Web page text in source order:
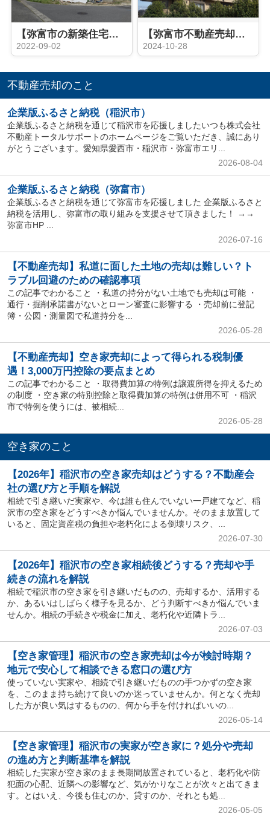
【弥富市の新築住宅】完成間近 弥富市小島町 全2棟
2022-09-02
【弥富市不動産売却】自宅敷地の一部を売却したい！
2024-10-28
不動産売却のこと
企業版ふるさと納税（稲沢市）
企業版ふるさと納税を通じて稲沢市を応援しましたいつも株式会社
不動産トータルサポートのホームページをご覧いただき、誠にあり
がとうございます。愛知県愛西市・稲沢市・弥富市エリ...
2026-08-04
企業版ふるさと納税（弥富市）
企業版ふるさと納税を通じて弥富市を応援しました 企業版ふるさと
納税を活用し、弥富市の取り組みを支援させて頂きました！ →→
弥富市HP ...
2026-07-16
【不動産売却】私道に面した土地の売却は難しい？ト
ラブル回避のための確認事項
この記事でわかること ・私道の持分がない土地でも売却は可能 ・
通行・掘削承諾書がないとローン審査に影響する ・売却前に登記
簿・公図・測量図で私道持分を...
2026-05-28
【不動産売却】空き家売却によって得られる税制優
遇！3,000万円控除の要点まとめ
この記事でわかること ・取得費加算の特例は譲渡所得を抑えるため
の制度 ・空き家の特別控除と取得費加算の特例は併用不可 ・稲沢
市で特例を使うには、被相続...
2026-05-28
空き家のこと
【2026年】稲沢市の空き家売却はどうする？不動産会
社の選び方と手順を解説
相続で引き継いだ実家や、今は誰も住んでいない一戸建てなど、稲
沢市の空き家をどうすべきか悩んでいませんか。そのまま放置して
いると、固定資産税の負担や老朽化による倒壊リスク、...
2026-07-30
【2026年】稲沢市の空き家相続後どうする？売却や手
続きの流れを解説
相続で稲沢市の空き家を引き継いだものの、売却するか、活用する
か、あるいはしばらく様子を見るか、どう判断すべきか悩んでいま
せんか。相続の手続きや税金に加え、老朽化や近隣トラ...
2026-07-03
【空き家管理】稲沢市の空き家売却は今が検討時期？
地元で安心して相談できる窓口の選び方
使っていない実家や、相続で引き継いだものの手つかずの空き家
を、このまま持ち続けて良いのか迷っていませんか。何となく売却
した方が良い気はするものの、何から手を付ければいいの...
2026-05-14
【空き家管理】稲沢市の実家が空き家に？処分や売却
の進め方と判断基準を解説
相続した実家が空き家のまま長期間放置されていると、老朽化や防
犯面の心配、近隣への影響など、気がかりなことが次々と出てきま
す。とはいえ、今後も住むのか、貸すのか、それとも処...
2026-05-05